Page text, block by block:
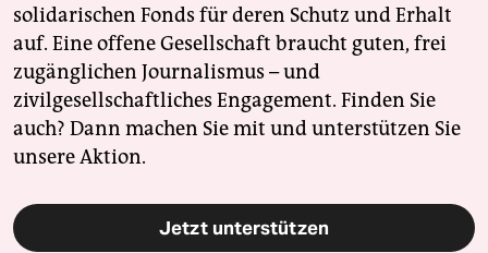
solidarischen Fonds für deren Schutz und Erhalt
auf. Eine offene Gesellschaft braucht guten, frei
zugänglichen Journalismus – und
zivilgesellschaftliches Engagement. Finden Sie
auch? Dann machen Sie mit und unterstützen Sie
unsere Aktion.
Jetzt unterstützen